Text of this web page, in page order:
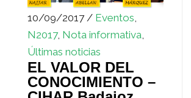
10/09/2017 / Eventos
N2017, Nota informativa,
Últimas noticias
EL VALOR DEL
CONOCIMIENTO –